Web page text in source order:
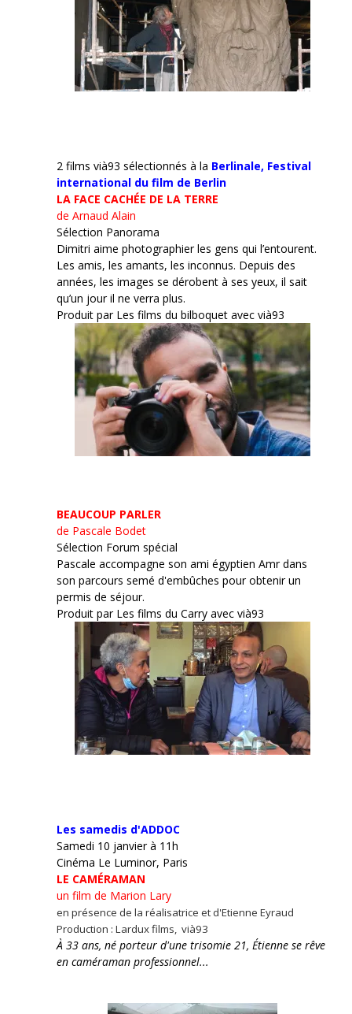
2 films vià93 sélectionnés à la Berlinale, Festival
international du film de Berlin
LA FACE CACHÉE DE LA TERRE
de Arnaud Alain
Sélection Panorama
Dimitri aime photographier les gens qui l’entourent.
Les amis, les amants, les inconnus. Depuis des
années, les images se dérobent à ses yeux, il sait
qu’un jour il ne verra plus.
Produit par Les films du bilboquet avec vià93
BEAUCOUP PARLER
de Pascale Bodet
Sélection Forum spécial
Pascale accompagne son ami égyptien Amr dans
son parcours semé d'embûches pour obtenir un
permis de séjour.
Produit par Les films du Carry avec vià93
Les samedis d'ADDOC
Samedi 10 janvier à 11h
Cinéma Le Luminor, Paris
LE CAMÉRAMAN
un film de Marion Lary
en présence de la réalisatrice et d'Etienne Eyraud
Production : Lardux films, vià93
À 33 ans, né porteur d'une trisomie 21, Étienne se rêve
en caméraman professionnel...